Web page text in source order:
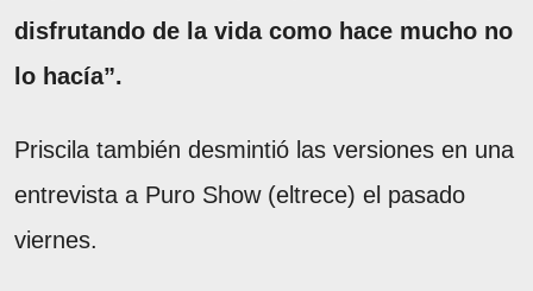
disfrutando de la vida como hace mucho no
lo hacía”.
Priscila también desmintió las versiones en una
entrevista a Puro Show (eltrece) el pasado
viernes.